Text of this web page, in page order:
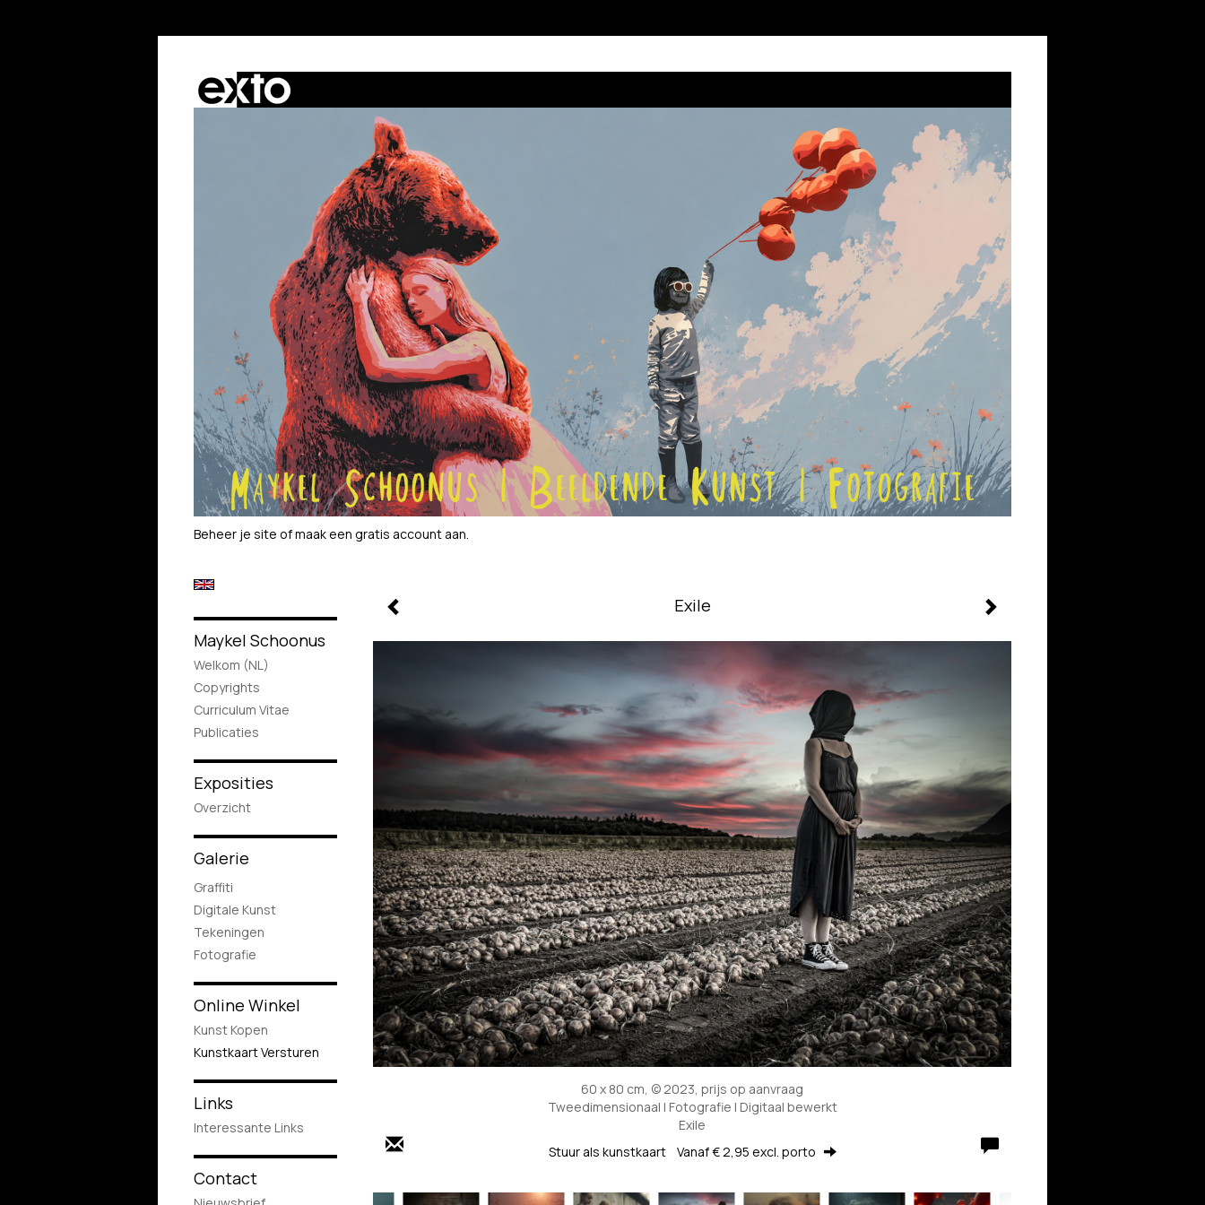
Beheer je site ofmaak een gratis account aan.
Exile
60 x 80 cm, © 2023, prijs op aanvraag
Tweedimensionaal | Fotografie | Digitaal bewerkt
Exile
Stuur als kunstkaart Vanaf € 2,95 excl. porto
Maykel Schoonus
Welkom (NL)
Copyrights
Curriculum Vitae
Publicaties
Exposities
Overzicht
Galerie
Graffiti
Digitale Kunst
Tekeningen
Fotografie
Online Winkel
Kunst Kopen
Kunstkaart Versturen
Links
Interessante Links
Contact